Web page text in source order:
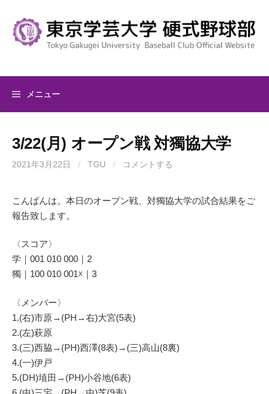
キ
メニュー
3/22(月) オープン戦 対獨協大学
2021年3月22日 / TGU / コメントする
こんばんは。本日のオープン戦、対獨協大学の試合結果をご
報告致します。
〈スコア〉
学｜001 010 000｜2
獨｜100 010 001☓｜3
〈メンバー〉
1.(右)市原→(PH→右)大宮(5表)
2.(左)萩原
3.(三)西脇→(PH)西澤(8表)→(三)高山(8裏)
4.(一)伊戸
5.(DH)埴田→(PH)小谷地(6表)